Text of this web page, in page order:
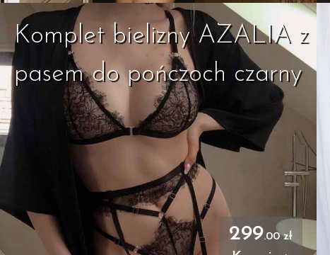
Komplet bielizny AZALIA z
pasem do pończoch czarny
299.00 zł